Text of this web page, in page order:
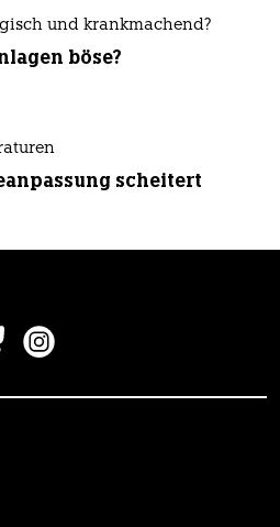
und krankmachend?
böse?
scheitert